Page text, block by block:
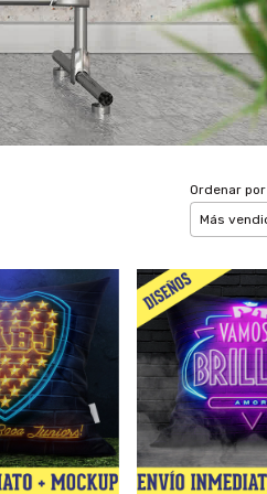
Ordenar por